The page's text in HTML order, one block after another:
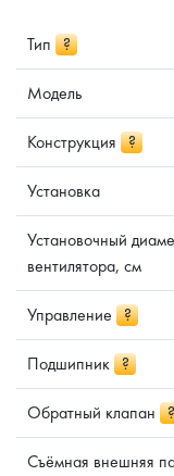
Тип ?
Модель
Конструкция ?
Установка
Установочный
вентилятора, см
Управление ?
Подшипник ?
Обратный клапан ?
Съёмная внешняя